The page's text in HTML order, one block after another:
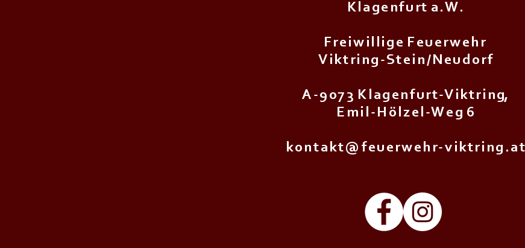
K l a g e n f u r t a . W .
F r e i w i l l i g e F e u e r w e h r
V i k t r i n g - S t e i n / N e u d o r f
A - 9 0 7 3 K l a g e n f u r t - V i k t r i n g,
E m i l - H ö l z e l - W e g 6
k o n t a k t @ f e u e r w e h r - v i k t r i n g . a t